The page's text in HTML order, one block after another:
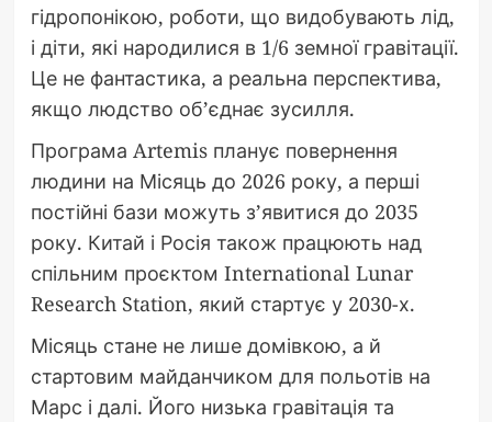
гідропонікою, роботи, що видобувають лід,
і діти, які народилися в 1/6 земної гравітації.
Це не фантастика, а реальна перспектива,
якщо людство об’єднає зусилля.
Програма Artemis планує повернення
людини на Місяць до 2026 року, а перші
постійні бази можуть з’явитися до 2035
року. Китай і Росія також працюють над
спільним проєктом International Lunar
Research Station, який стартує у 2030-х.
Місяць стане не лише домівкою, а й
стартовим майданчиком для польотів на
Марс і далі. Його низька гравітація та